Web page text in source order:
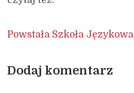
Powstała Szkoła
Dodaj komentarz